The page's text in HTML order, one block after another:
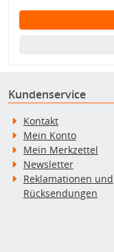
Kundenservice
Kontakt
Mein Konto
Mein Merkzettel
Newsletter
Reklamationen und
Rücksendungen